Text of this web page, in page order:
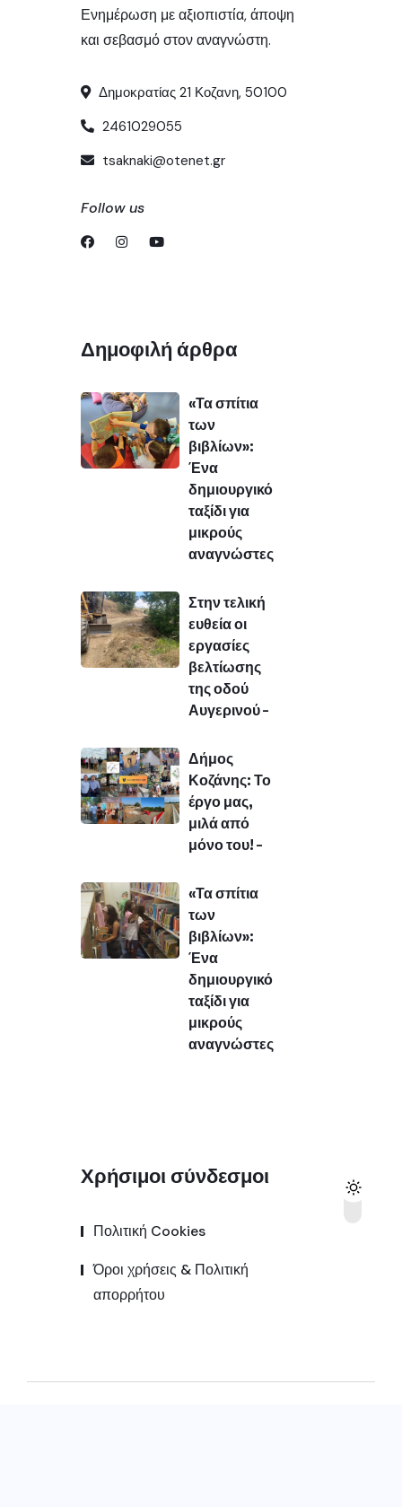
Ενημέρωση με αξιοπιστία, άποψη
και σεβασμό στον αναγνώστη.
Δημοκρατίας 21 Κοζανη, 50100
2461029055
tsaknaki@otenet.gr
Follow us
Δημοφιλή άρθρα
«Τα σπίτια
των
βιβλίων»:
Ένα
δημιουργικό
ταξίδι για
μικρούς
αναγνώστες
Στην τελική
ευθεία οι
εργασίες
βελτίωσης
της οδού
Αυγερινού –
Δήμος
Κοζάνης: Το
έργο μας,
μιλά από
μόνο του! –
«Τα σπίτια
των
βιβλίων»:
Ένα
δημιουργικό
ταξίδι για
μικρούς
αναγνώστες
Χρήσιμοι σύνδεσμοι
Πολιτική Cookies
Όροι χρήσεις & Πολιτική
απορρήτου